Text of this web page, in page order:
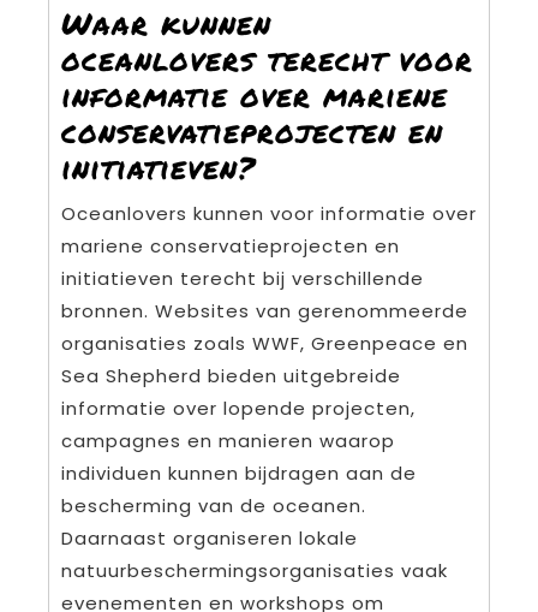
Waar kunnen
oceanlovers terecht voor
informatie over mariene
conservatieprojecten en
initiatieven?
Oceanlovers kunnen voor informatie over
mariene conservatieprojecten en
initiatieven terecht bij verschillende
bronnen. Websites van gerenommeerde
organisaties zoals WWF, Greenpeace en
Sea Shepherd bieden uitgebreide
informatie over lopende projecten,
campagnes en manieren waarop
individuen kunnen bijdragen aan de
bescherming van de oceanen.
Daarnaast organiseren lokale
natuurbeschermingsorganisaties vaak
evenementen en workshops om